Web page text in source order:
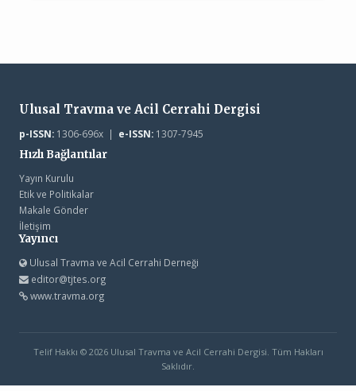
Ulusal Travma ve Acil Cerrahi Dergisi
p-ISSN:1306-696x | e-ISSN:1307-7945
Hızlı Bağlantılar
Yayın Kurulu
Etik ve Politikalar
Makale Gönder
İletişim
Yayıncı
Ulusal Travma ve Acil Cerrahi Derneği
editor@tjtes.org
www.travma.org
Telif Hakkı © 2026 Ulusal Travma ve Acil Cerrahi Dergisi. Tüm Hakları
Saklıdır.